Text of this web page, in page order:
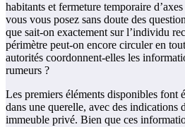
habitants et fermeture temporaire
vous vous posez sans doute des
que sait-on exactement sur l’individu
périmètre peut-on encore circuler en
autorités coordonnent-elles les
rumeurs ?
Les premiers éléments disponibles font
dans une querelle, avec des indications
immeuble privé. Bien que ces